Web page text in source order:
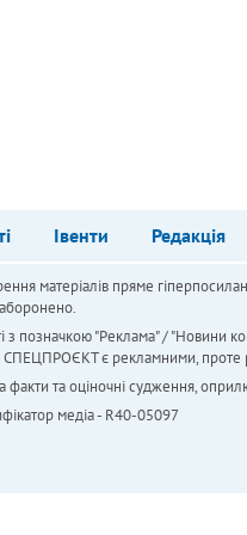
Івенти Редакція
матеріалів пряме
з позначкою "Реклама" / "Новини
є рекламними, проте
факти та оціночні судження,
медіа - R40-05097